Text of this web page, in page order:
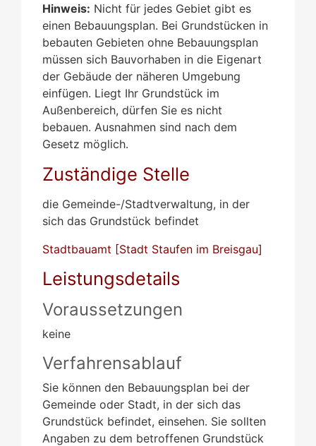
Hinweis: Nicht für jedes Gebiet gibt es
einen Bebauungsplan. Bei Grundstücken in
bebauten Gebieten ohne Bebauungsplan
müssen sich Bauvorhaben in die Eigenart
der Gebäude der näheren Umgebung
einfügen. Liegt Ihr Grundstück im
Außenbereich, dürfen Sie es nicht
bebauen. Ausnahmen sind nach dem
Gesetz möglich.
Zuständige Stelle
die Gemeinde-/Stadtverwaltung, in der
sich das Grundstück befindet
Stadtbauamt [Stadt Staufen im Breisgau]
Leistungsdetails
Voraussetzungen
keine
Verfahrensablauf
Sie können den Bebauungsplan bei der
Gemeinde oder Stadt, in der sich das
Grundstück befindet, einsehen. Sie sollten
Angaben zu dem betroffenen Grundstück